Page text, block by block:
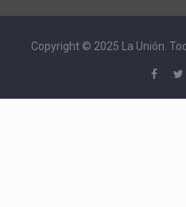
Copyright © 2025 La Unión.